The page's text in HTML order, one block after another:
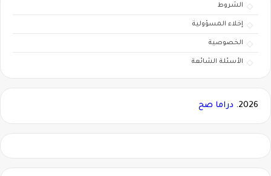
الشروط
إخلاء المسؤولية
الخصوصية
الأسئلة الشائعة
2026. دراما صح